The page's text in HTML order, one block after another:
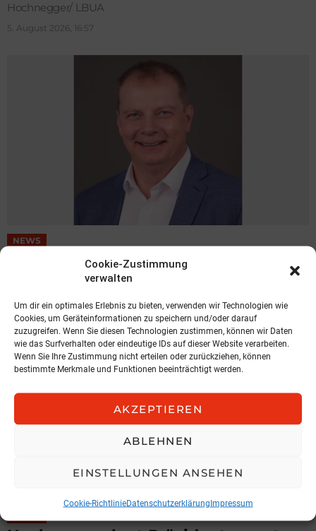
Cookie-Zustimmung
verwalten
Um dir ein optimales Erlebnis zu bieten, verwenden wir Technologien wie
Cookies, um Geräteinformationen zu speichern und/oder darauf
zuzugreifen. Wenn Sie diesen Technologien zustimmen, können wir Daten
wie das Surfverhalten oder eindeutige IDs auf dieser Website verarbeiten.
Wenn Sie Ihre Zustimmung nicht erteilen oder zurückziehen, können
bestimmte Merkmale und Funktionen beeinträchtigt werden.
AKZEPTIEREN
ABLEHNEN
EINSTELLUNGEN ANSEHEN
Cookie-RichtlinieDatenschutzerklärungImpressum
Hochnegger/ LBUA
5. August 2026, 16:57
NEWS
Spari geht zu KOBAN
KOBAN SÜDVERS
3. August 2026, 11:04